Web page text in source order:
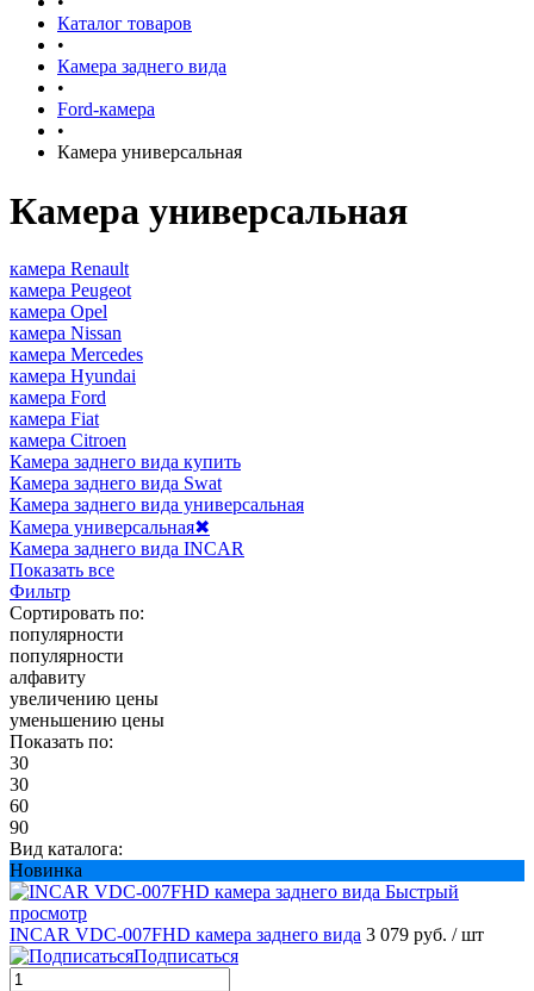
Каталог товаров
•
Камера заднего вида
•
Ford-камера
•
Камера универсальная
Камера универсальная
камера Renault
камера Peugeot
камера Opel
камера Nissan
камера Mercedes
камера Hyundai
камера Ford
камера Fiat
камера Citroen
Камера заднего вида купить
Камера заднего вида Swat
Камера заднего вида универсальная
Камера универсальная✖
Камера заднего вида INCAR
Показать все
Фильтр
Сортировать по:
популярности
популярности
алфавиту
увеличению цены
уменьшению цены
Показать по:
30
30
60
90
Вид каталога:
Новинка
Быстрый
просмотр
INCAR VDC-007FHD камера заднего вида 3 079 руб. / шт
Подписаться